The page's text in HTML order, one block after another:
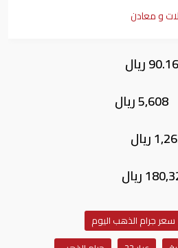
و معادن
سعر جرام الذهب اليوم